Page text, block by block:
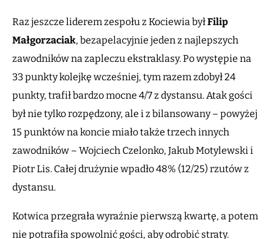
Raz jeszcze liderem zespołu z Kociewia byłFilip
Małgorzaciak, bezapelacyjnie jeden z najlepszych
zawodników na zapleczu ekstraklasy. Po występie na
33 punkty kolejkę wcześniej, tym razem zdobył 24
punkty, trafił bardzo mocne 4/7 z dystansu. Atak gości
był nie tylko rozpędzony, ale i z bilansowany – powyżej
15 punktów na koncie miało także trzech innych
zawodników – Wojciech Czelonko, Jakub Motylewski i
Piotr Lis. Całej drużynie wpadło 48% (12/25) rzutów z
dystansu.
Kotwica przegrała wyraźnie pierwszą kwartę, a potem
nie potrafiła spowolnić gości, aby odrobić straty.